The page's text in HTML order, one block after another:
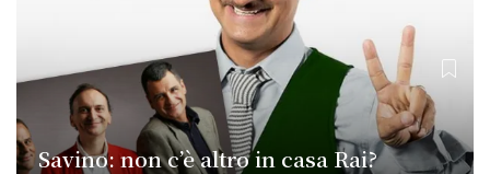
Savino: non c’è altro in casa Rai?